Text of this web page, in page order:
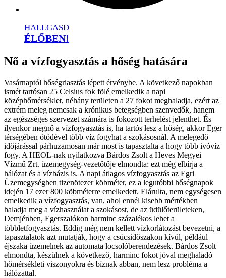
HALLGASD
ÉLŐBEN!
Nő a vízfogyasztás a hőség hatására
Vasárnaptól hőségriasztás lépett érvénybe. A következő napokban
ismét tartósan 25 Celsius fok fölé emelkedik a napi
középhőmérséklet, néhány területen a 27 fokot meghaladja, ezért az
extrém meleg nemcsak a krónikus betegségben szenvedők, hanem
az egészséges szervezet számára is fokozott terhelést jelenthet. És
ilyenkor megnő a vízfogyasztás is, ha tartós lesz a hőség, akkor Eger
térségében ötödével több víz fogyhat a szokásosnál. A melegedő
időjárással párhuzamosan már most is tapasztalta a hogy több ivóvíz
fogy. A HEOL-nak nyilatkozva Bárdos Zsolt a Heves Megyei
Vízmű Zrt. üzemegység-vezetőtője elmondta: ezt még elbírja a
hálózat és a vízbázis is. A napi átlagos vízfogyasztás az Egri
Üzemegységben tizenötezer köbméter, ez a legutóbbi hőségnapok
idején 17 ezer 800 köbméterre emelkedett. Elárulta, nem egységesen
emelkedik a vízfogyasztás, van, ahol ennél kisebb mértékben
haladja meg a vízhasználat a szokásost, de az üdülőterületeken,
Demjénben, Egerszalókon harminc százalékos lehet a
többletfogyasztás. Eddig még nem kellett vízkorlátozást bevezetni, a
tapasztalatok azt mutatják, hogy a csúcsidőszakon kívül, például
éjszaka üzemelnek az automata locsolóberendezések. Bárdos Zsolt
elmondta, készülnek a következő, harminc fokot jóval meghaladó
hőmérsékleti viszonyokra és bíznak abban, nem lesz probléma a
hálózattal.